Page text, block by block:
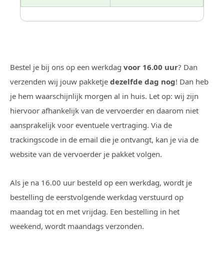
Bestel je bij ons op een werkdag voor 16.00 uur? Dan
verzenden wij jouw pakketje dezelfde dag nog! Dan heb
je hem waarschijnlijk morgen al in huis. Let op: wij zijn
hiervoor afhankelijk van de vervoerder en daarom niet
aansprakelijk voor eventuele vertraging. Via de
trackingscode in de email die je ontvangt, kan je via de
website van de vervoerder je pakket volgen.
Als je na 16.00 uur besteld op een werkdag, wordt je
bestelling de eerstvolgende werkdag verstuurd op
maandag tot en met vrijdag. Een bestelling in het
weekend, wordt maandags verzonden.